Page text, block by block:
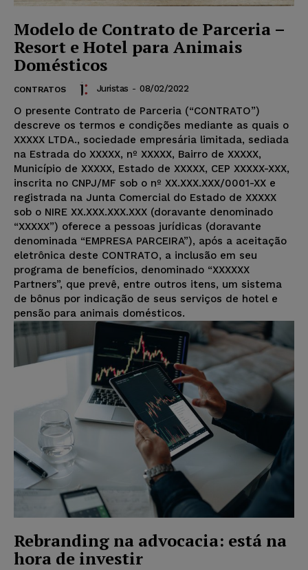
Modelo de Contrato de Parceria –
Resort e Hotel para Animais
Domésticos
CONTRATOS Juristas - 08/02/2022
O presente Contrato de Parceria (“CONTRATO”)
descreve os termos e condições mediante as quais o
XXXXX LTDA., sociedade empresária limitada, sediada
na Estrada do XXXXX, nº XXXXX, Bairro de XXXXX,
Município de XXXXX, Estado de XXXXX, CEP XXXXX-XXX,
inscrita no CNPJ/MF sob o nº XX.XXX.XXX/0001-XX e
registrada na Junta Comercial do Estado de XXXXX
sob o NIRE XX.XXX.XXX.XXX (doravante denominado
“XXXXX”) oferece a pessoas jurídicas (doravante
denominada “EMPRESA PARCEIRA”), após a aceitação
eletrônica deste CONTRATO, a inclusão em seu
programa de benefícios, denominado “XXXXXX
Partners”, que prevê, entre outros itens, um sistema
de bônus por indicação de seus serviços de hotel e
pensão para animais domésticos.
Rebranding na advocacia: está na
hora de investir